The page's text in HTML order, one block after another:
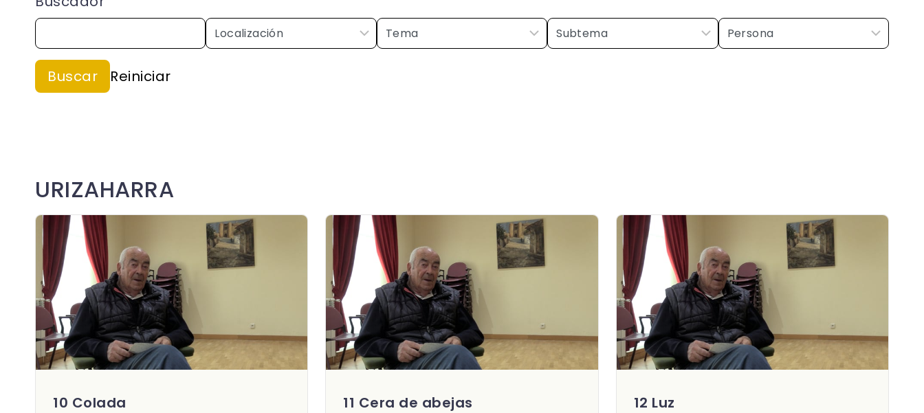
URIZAHARRA
10 Colada
11 Cera de abejas
12 Luz